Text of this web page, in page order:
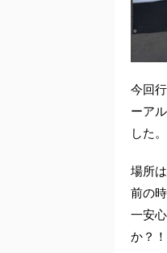
今回
ーア
した
場所
前の
一安
か？！